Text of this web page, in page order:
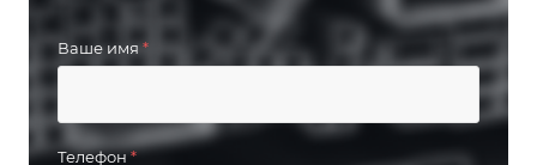
Ваше имя *
Телефон*